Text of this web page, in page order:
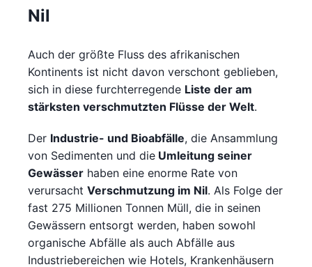
Nil
Auch der größte Fluss des afrikanischen
Kontinents ist nicht davon verschont geblieben,
sich in diese furchterregende Liste der am
stärksten verschmutzten Flüsse der Welt.
Der Industrie- und Bioabfälle, die Ansammlung
von Sedimenten und die Umleitung seiner
Gewässer haben eine enorme Rate von
verursacht Verschmutzung im Nil. Als Folge der
fast 275 Millionen Tonnen Müll, die in seinen
Gewässern entsorgt werden, haben sowohl
organische Abfälle als auch Abfälle aus
Industriebereichen wie Hotels, Krankenhäusern